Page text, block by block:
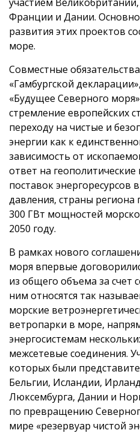
Франции и Дании.
развития этих проектов
море.
Совместные
«Гамбургской
«Будущее Северного
стремление европейских
переходу на чистые и
энергии как к
зависимость от
ответ на
поставок энергоресурсов
давления, страны региона
300 ГВт мощностей
2050 году.
В рамках нового
моря впервые
из общего объема за счет
ним относятся так
морские
ветропарки в море,
энергосистемам
межсетевые соединения.
которых были
Бельгии, Исландии,
Люксембурга, Дании и
по превращению
мире «резервуар чистой